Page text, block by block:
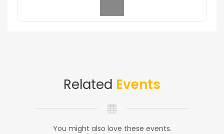
Related Events
You might also love these events.